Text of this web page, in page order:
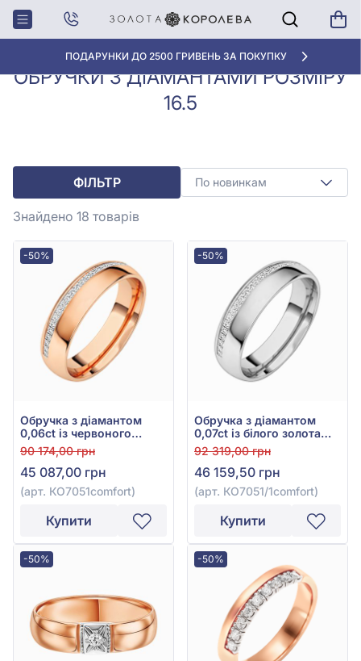
«КРАЩА ЦІНА» ВІД 5945 ГРН/ГРАМ
Головна
Обручки з
діамантами
Обручки з діамантами
розміру 16.5
ОБРУЧКИ З ДІАМАНТАМИ РОЗМІРУ
16.5
ФІЛЬТР По новинкам
Знайдено 18 товарів
-50%
Обручка з діамантом
0,06ct із червоного
золота 585°, арт.
КО7051comfort
90 174,00 грн
45 087,00 грн
(арт. КО7051comfort)
Купити
-50%
Обручка з діамантом
0,07ct із білого золота
585°, арт.
КО7051/1comfort
92 319,00 грн
46 159,50 грн
(арт. КО7051/1comfort)
Купити
-50% -50%